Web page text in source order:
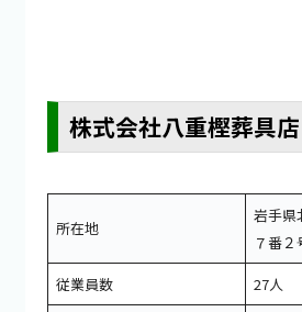
株式会社八重樫葬具店
所在地
岩手県
７番２
従業員数
27人